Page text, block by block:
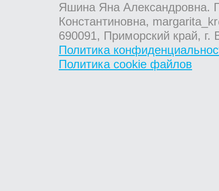
Яшина Яна Александровна.
Константиновна,
690091, Приморский край,
Политика
Политика cookie файлов